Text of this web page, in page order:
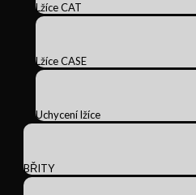
Lžíce CAT
Lžíce CASE
Uchycení lžíce
BŘITY